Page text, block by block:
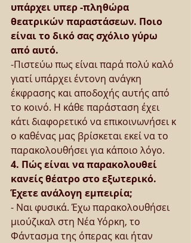
υπάρχει υπερ -πληθώρα
θεατρικών παραστάσεων. Ποιο
είναι το δικό σας σχόλιο γύρω
από αυτό.
-Πιστεύω πως είναι παρά πολύ καλό
γιατί υπάρχει έντονη ανάγκη
έκφρασης και αποδοχής αυτής από
το κοινό. Η κάθε παράσταση έχει
κάτι διαφορετικό να επικοινωνήσει κ
ο καθένας μας βρίσκεται εκεί να το
παρακολουθήσει για κάποιο λόγο.
4. Πώς είναι να παρακολουθεί
κανείς θέατρο στο εξωτερικό.
Έχετε ανάλογη εμπειρία;
- Ναι φυσικά. Έχω παρακολουθήσει
μιούζικαλ στη Νέα Υόρκη, το
Φάντασμα της όπερας και ήταν